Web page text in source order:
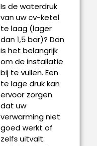
Is de waterdruk
van uw cv-ketel
te laag (lager
dan 1,5 bar)? Dan
is het belangrijk
om de installatie
bij te vullen. Een
te lage druk kan
ervoor zorgen
dat uw
verwarming niet
goed werkt of
zelfs uitvalt.